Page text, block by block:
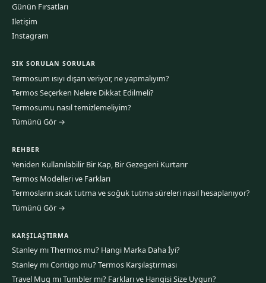
Günün Fırsatları
İletişim
Instagram
SIK SORULAN SORULAR
Termosum ısıyı dışarı veriyor, ne yapmalıyım?
Termos Seçerken Nelere Dikkat Edilmeli?
Termosumu nasıl temizlemeliyim?
Tümünü Gör →
REHBER
Yeniden Kullanılabilir Bir Kap, Bir Gezegeni Kurtarır
Termos Modelleri ve Farkları
Termosların sıcak tutma ve soğuk tutma süreleri nasıl hesaplanıyor?
Tümünü Gör →
KARŞILAŞTIRMA
Stanley mı Thermos mu? Hangi Marka Daha İyi?
Stanley mı Contigo mu? Termos Karşılaştırması
Travel Mug mı Tumbler mı? Farkları ve Hangisi Size Uygun?